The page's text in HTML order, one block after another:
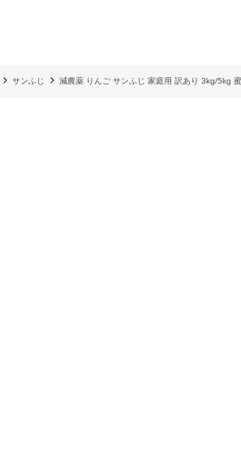
サンふじ 減農薬 りんご サンふじ 家庭用 訳あり 3kg/5kg